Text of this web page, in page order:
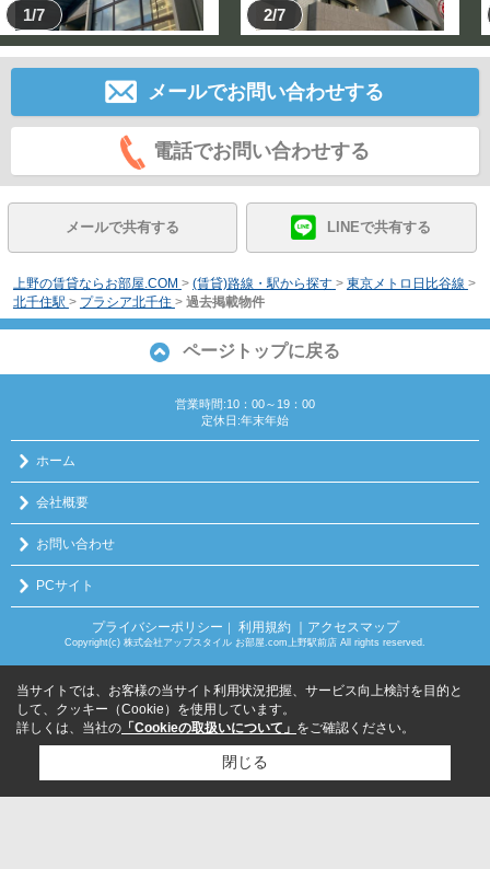
1/7 2/7
メールでお問い合わせする
電話でお問い合わせする
メールで共有する LINEで共有する
上野の賃貸ならお部屋.COM > (賃貸)路線・駅から探す > 東京メトロ日比谷線 >
北千住駅 > プラシア北千住 > 過去掲載物件
ページトップに戻る
営業時間:10：00～19：00
定休日:年末年始
ホーム
会社概要
お問い合わせ
PCサイト
プライバシーポリシー ｜ 利用規約 ｜アクセスマップ
Copyright(c) 株式会社アップスタイル お部屋.com上野駅前店 All rights reserved.
当サイトでは、お客様の当サイト利用状況把握、サービス向上検討を目的と
して、クッキー（Cookie）を使用しています。
詳しくは、当社の 「Cookieの取扱いについて」 をご確認ください。
閉じる